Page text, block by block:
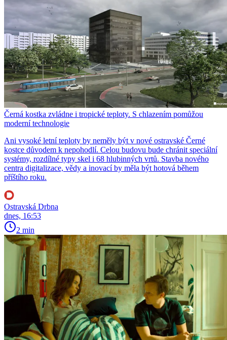
Černá kostka zvládne i tropické teploty. S chlazením pomůžou
moderní technologie
Ani vysoké letní teploty by neměly být v nové ostravské Černé
kostce důvodem k nepohodlí. Celou budovu bude chránit speciální
systémy, rozdílné typy skel i 68 hlubinných vrtů. Stavba nového
centra digitalizace, vědy a inovací by měla být hotová během
příštího roku.
Ostravská Drbna
dnes, 16:53
2 min